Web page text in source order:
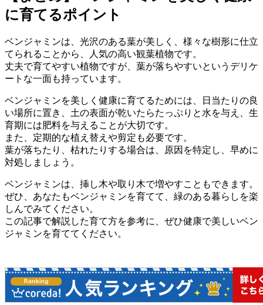
に育てるポイント
ベンジャミンは、光沢のある葉が美しく、様々な樹形に仕立
てられることから、人気の高い観葉植物です。
丈夫で育てやすい植物ですが、葉が落ちやすいというデリケ
ートな一面も持っています。
ベンジャミンを美しく健康に育てるためには、日当たりの良
い場所に置き、土の表面が乾いたらたっぷりと水を与え、生
育期には肥料を与えることが大切です。
また、定期的な植え替えや剪定も必要です。
葉が落ちたり、枯れたりする場合は、原因を特定し、早めに
対処しましょう。
ベンジャミンは、挿し木や取り木で増やすこともできます。
ぜひ、あなたもベンジャミンを育てて、緑のある暮らしを楽
しんでみてください。
この記事で解説した育て方を参考に、ぜひ健康で美しいベン
ジャミンを育ててください。